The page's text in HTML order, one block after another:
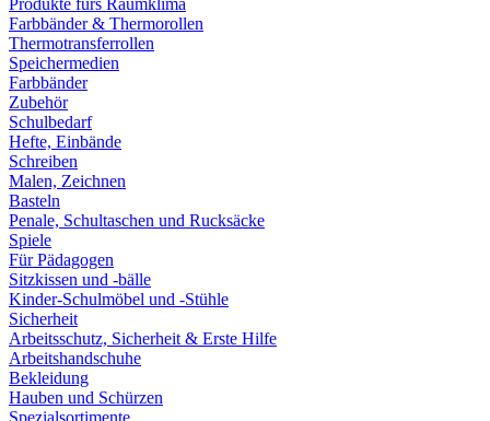
Produkte fürs Raumklima
Farbbänder & Thermorollen
Thermotransferrollen
Speichermedien
Farbbänder
Zubehör
Schulbedarf
Hefte, Einbände
Schreiben
Malen, Zeichnen
Basteln
Penale, Schultaschen und Rucksäcke
Spiele
Für Pädagogen
Sitzkissen und -bälle
Kinder-Schulmöbel und -Stühle
Sicherheit
Arbeitsschutz, Sicherheit & Erste Hilfe
Arbeitshandschuhe
Bekleidung
Hauben und Schürzen